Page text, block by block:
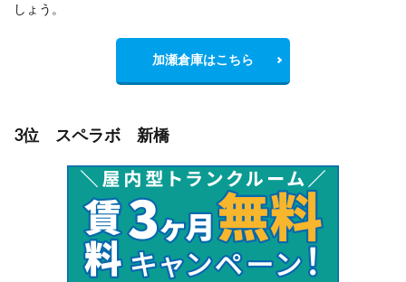
しょう。
加瀬倉庫はこちら
3位 スペラボ 新橋